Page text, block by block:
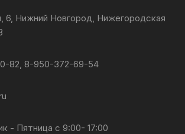
6, Нижний Новгород, Нижегородская
82, 8-950-372-69-54
- Пятница с 9:00- 17:00